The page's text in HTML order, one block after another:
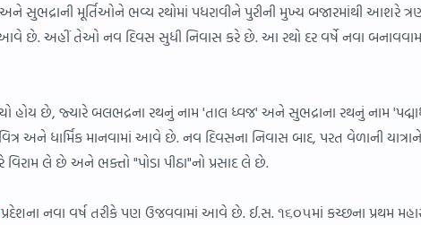
સુભદ્રાની મૂર્તિઓને ભવ્ય રથોમાં પધરાવીને પુરીની મુખ્ય બજારમાંથી આશરે
આવે છે. અહીં તેઓ નવ દિવસ સુધી નિવાસ કરે છે. આ રથો દર વર્ષે નવા
છે, જ્યારે બલભદ્રના રથનું નામ 'તાલ ધ્વજ' અને સુભદ્રાના રથનું નામ
અને ધાર્મિક માનવામાં આવે છે. નવ દિવસના નિવાસ બાદ, પરત વેળાની યાત્રાને
વિરામ લે છે અને ભક્તો "પોડા પીઠા"નો પ્રસાદ લે છે.
પ્રદેશના નવા વર્ષ તરીકે પણ ઉજવવામાં આવે છે. ઈ.સ. ૧૬૦૫માં કચ્છના પ્રથમ